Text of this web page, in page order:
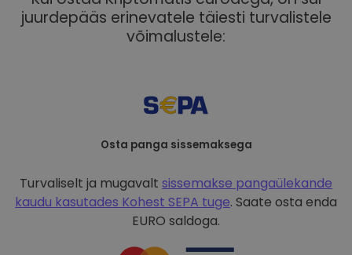
juurdepääs erinevatele täiesti turvalistele
võimalustele:
Osta panga sissemaksega
Turvaliselt ja mugavalt sissemakse pangaülekande
kaudu kasutades Kohest SEPA tuge. Saate osta enda
EURO saldoga.